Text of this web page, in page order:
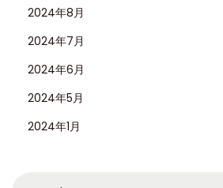
2024年8月
2024年7月
2024年6月
2024年5月
2024年1月